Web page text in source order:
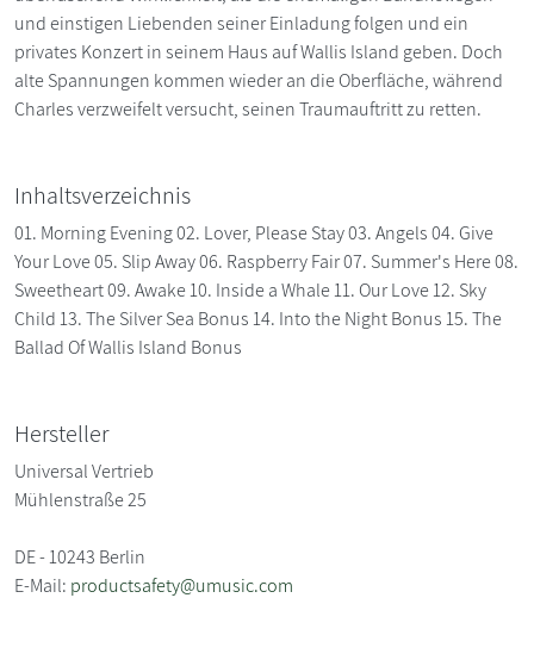
und einstigen Liebenden seiner Einladung folgen und ein
privates Konzert in seinem Haus auf Wallis Island geben. Doch
alte Spannungen kommen wieder an die Oberfläche, während
Charles verzweifelt versucht, seinen Traumauftritt zu retten.
Inhaltsverzeichnis
01. Morning Evening 02. Lover, Please Stay 03. Angels 04. Give
Your Love 05. Slip Away 06. Raspberry Fair 07. Summer's Here 08.
Sweetheart 09. Awake 10. Inside a Whale 11. Our Love 12. Sky
Child 13. The Silver Sea Bonus 14. Into the Night Bonus 15. The
Ballad Of Wallis Island Bonus
Hersteller
Universal Vertrieb
Mühlenstraße 25
DE - 10243 Berlin
E-Mail: productsafety@umusic.com